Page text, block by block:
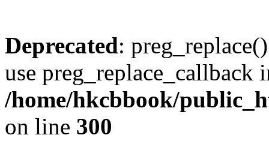
Deprecated:
use preg_replace_callback
/home/hkcbbook/
on line 300